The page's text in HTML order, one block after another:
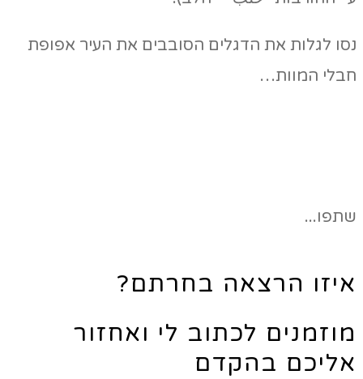
נסו לגלות את הדגלים הסובבים את העיר אפופת
חבלי המוות…
שתפו...
איזו הרצאה בחרתם?
מוזמנים לכתוב לי ואחזור
אליכם בהקדם